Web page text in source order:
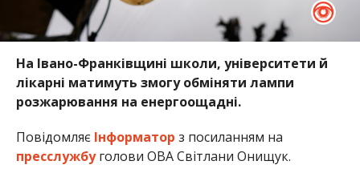
На Івано-Франківщині школи, університети й
лікарні матимуть змогу обміняти лампи
розжарювання на енергоощадні.
Повідомляє Інформатор з посиланням на
пресслужбуголови ОВА Світлани Онищук.